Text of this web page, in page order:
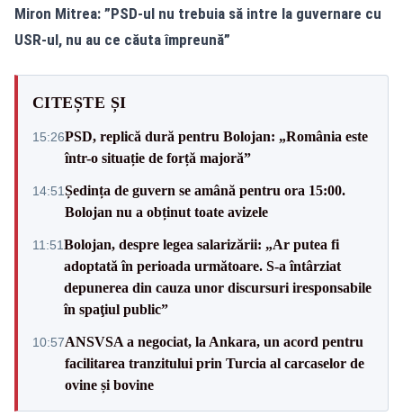
Miron Mitrea: ”PSD-ul nu trebuia să intre la guvernare cu
USR-ul, nu au ce căuta împreună”
CITEȘTE ȘI
15:26PSD, replică dură pentru Bolojan: „România este
într-o situație de forță majoră”
14:51Ședința de guvern se amână pentru ora 15:00.
Bolojan nu a obținut toate avizele
11:51Bolojan, despre legea salarizării: „Ar putea fi
adoptată în perioada următoare. S-a întârziat
depunerea din cauza unor discursuri iresponsabile
în spaţiul public”
10:57ANSVSA a negociat, la Ankara, un acord pentru
facilitarea tranzitului prin Turcia al carcaselor de
ovine și bovine